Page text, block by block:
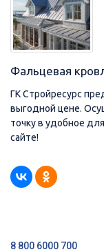
Фальцевая
ГК Стройресурс
выгодной цене.
точку в удобное
сайте!
8 800 6000 700